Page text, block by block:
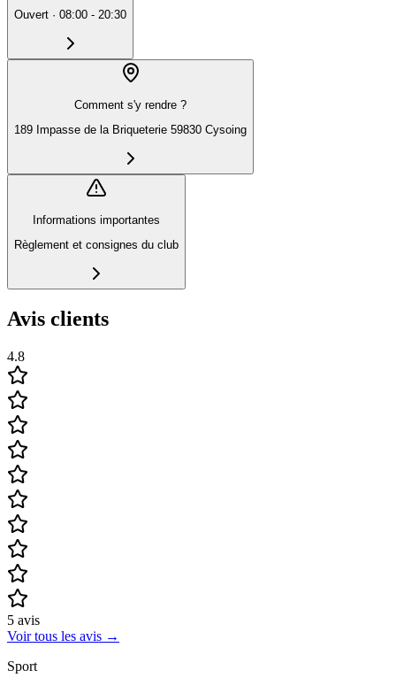
Ouvert · 08:00 - 20:30
Comment s'y rendre ?
189 Impasse de la Briqueterie 59830 Cysoing
Informations importantes
Règlement et consignes du club
Avis clients
4.8
5 avis
Voir tous les avis →
Sport